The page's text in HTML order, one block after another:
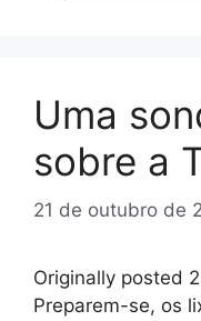
Uma
sobre a
21 de outubro de
Originally posted
Preparem-se, os